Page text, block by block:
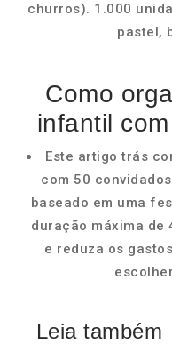
churros). 1.000
pastel,
Como
infantil
Este artigo trás
com 50
baseado em uma
duração máxima de
e reduza os
Leia também